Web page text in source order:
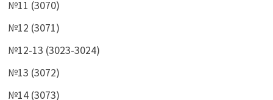
№11 (3070)
№12 (3071)
№12-13 (3023-3024)
№13 (3072)
№14 (3073)